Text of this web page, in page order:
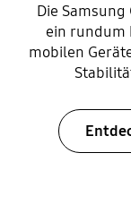
Die
ein rundum
mobilen